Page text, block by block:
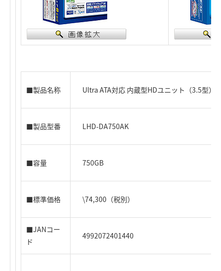
■製品名称 Ultra ATA対応 内蔵型HDユニット（3.5型）
■製品型番 LHD-DA750AK
■容量 750GB
■標準価格 \74,300（税別）
■JANコー
ド
4992072401440